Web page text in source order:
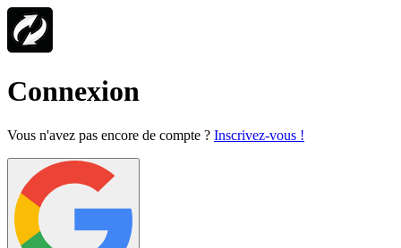
Connexion
Vous n'avez pas encore de compte ? Inscrivez-vous !